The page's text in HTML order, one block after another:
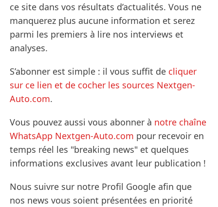
ce site dans vos résultats d’actualités. Vous ne
manquerez plus aucune information et serez
parmi les premiers à lire nos interviews et
analyses.
S’abonner est simple : il vous suffit de cliquer
sur ce lien et de cocher les sources Nextgen-
Auto.com.
Vous pouvez aussi vous abonner à notre chaîne
WhatsApp Nextgen-Auto.com pour recevoir en
temps réel les "breaking news" et quelques
informations exclusives avant leur publication !
Nous suivre sur notre Profil Google afin que
nos news vous soient présentées en priorité